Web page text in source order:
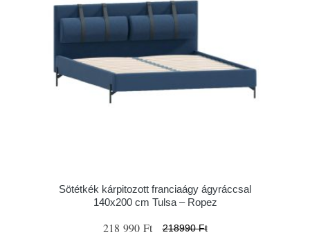
Sötétkék kárpitozott franciaágy ágyráccsal
140x200 cm Tulsa – Ropez
218 990 Ft 218990 Ft